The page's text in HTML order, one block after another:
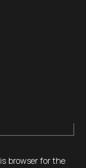
browser for the